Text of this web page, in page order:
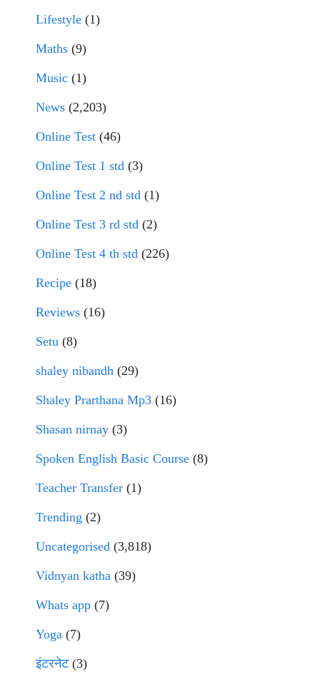
Lifestyle (1)
Maths (9)
Music (1)
News (2,203)
Online Test (46)
Online Test 1 std (3)
Online Test 2 nd std (1)
Online Test 3 rd std (2)
Online Test 4 th std (226)
Recipe (18)
Reviews (16)
Setu (8)
shaley nibandh (29)
Shaley Prarthana Mp3 (16)
Shasan nirnay (3)
Spoken English Basic Course (8)
Teacher Transfer (1)
Trending (2)
Uncategorised (3,818)
Vidnyan katha (39)
Whats app (7)
Yoga (7)
इंटरनेट(3)